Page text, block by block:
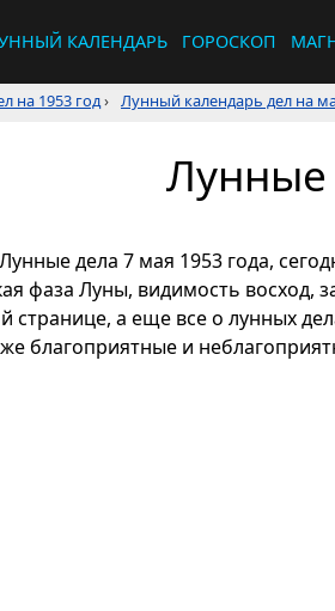
КАЛЕНДАРЬ ГОРОСКОП
на 1953 год› Лунный календарь дел на
Лунные
Лунные дела 7 мая 1953 года,
фаза Луны, видимость восход,
странице, а еще все о лунных
благоприятные и